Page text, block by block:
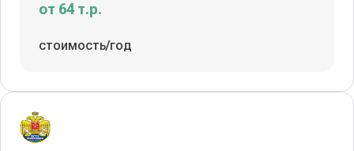
от 64 т.р.
стоимость/год